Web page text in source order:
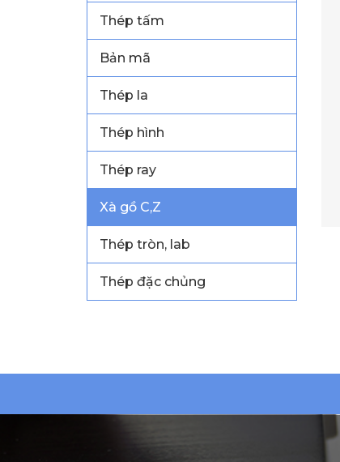
Thép tấm
Bản mã
Thép la
Thép hình
Thép ray
Xà gồ C,Z
Thép tròn, lab
Thép đặc chủng